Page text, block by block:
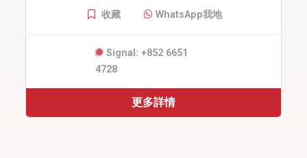
收藏 WhatsApp我地
Signal: +852 6651
4728
更多詳情